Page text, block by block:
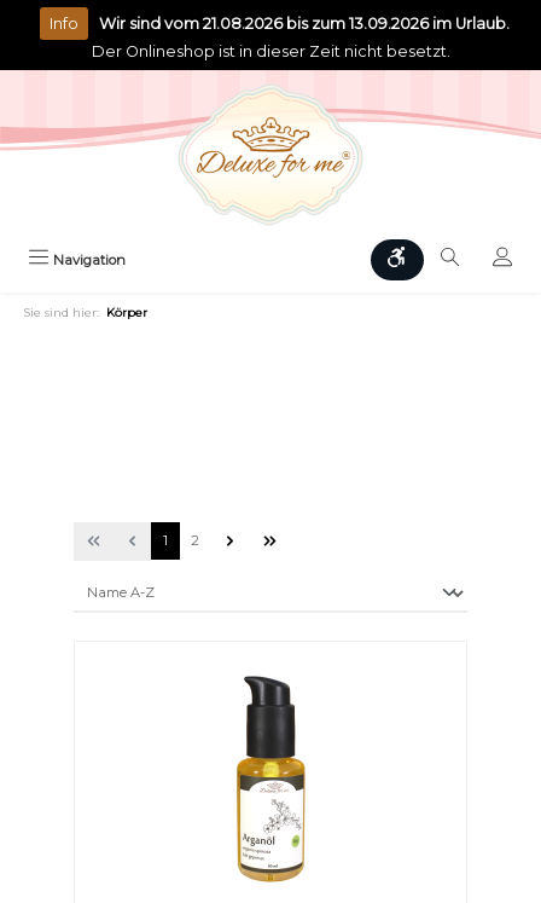
springen
Info
Wir sind vom 21.08.2026 bis zum 13.09.2026 im Urlaub.
Der Onlineshop ist in dieser Zeit nicht besetzt.
Navigation Werkzeugleiste
Sie sind hier: Körper
1 2